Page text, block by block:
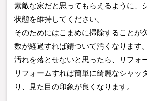
素敵な家だと思ってもらえるように、
状態を維持してください。
そのためにはこまめに掃除することが
数が経過すれば錆ついて汚くなります。
汚れを落とせないと思ったら、リフォ
リフォームすれば簡単に綺麗なシャッ
り、見た目の印象が良くなります。